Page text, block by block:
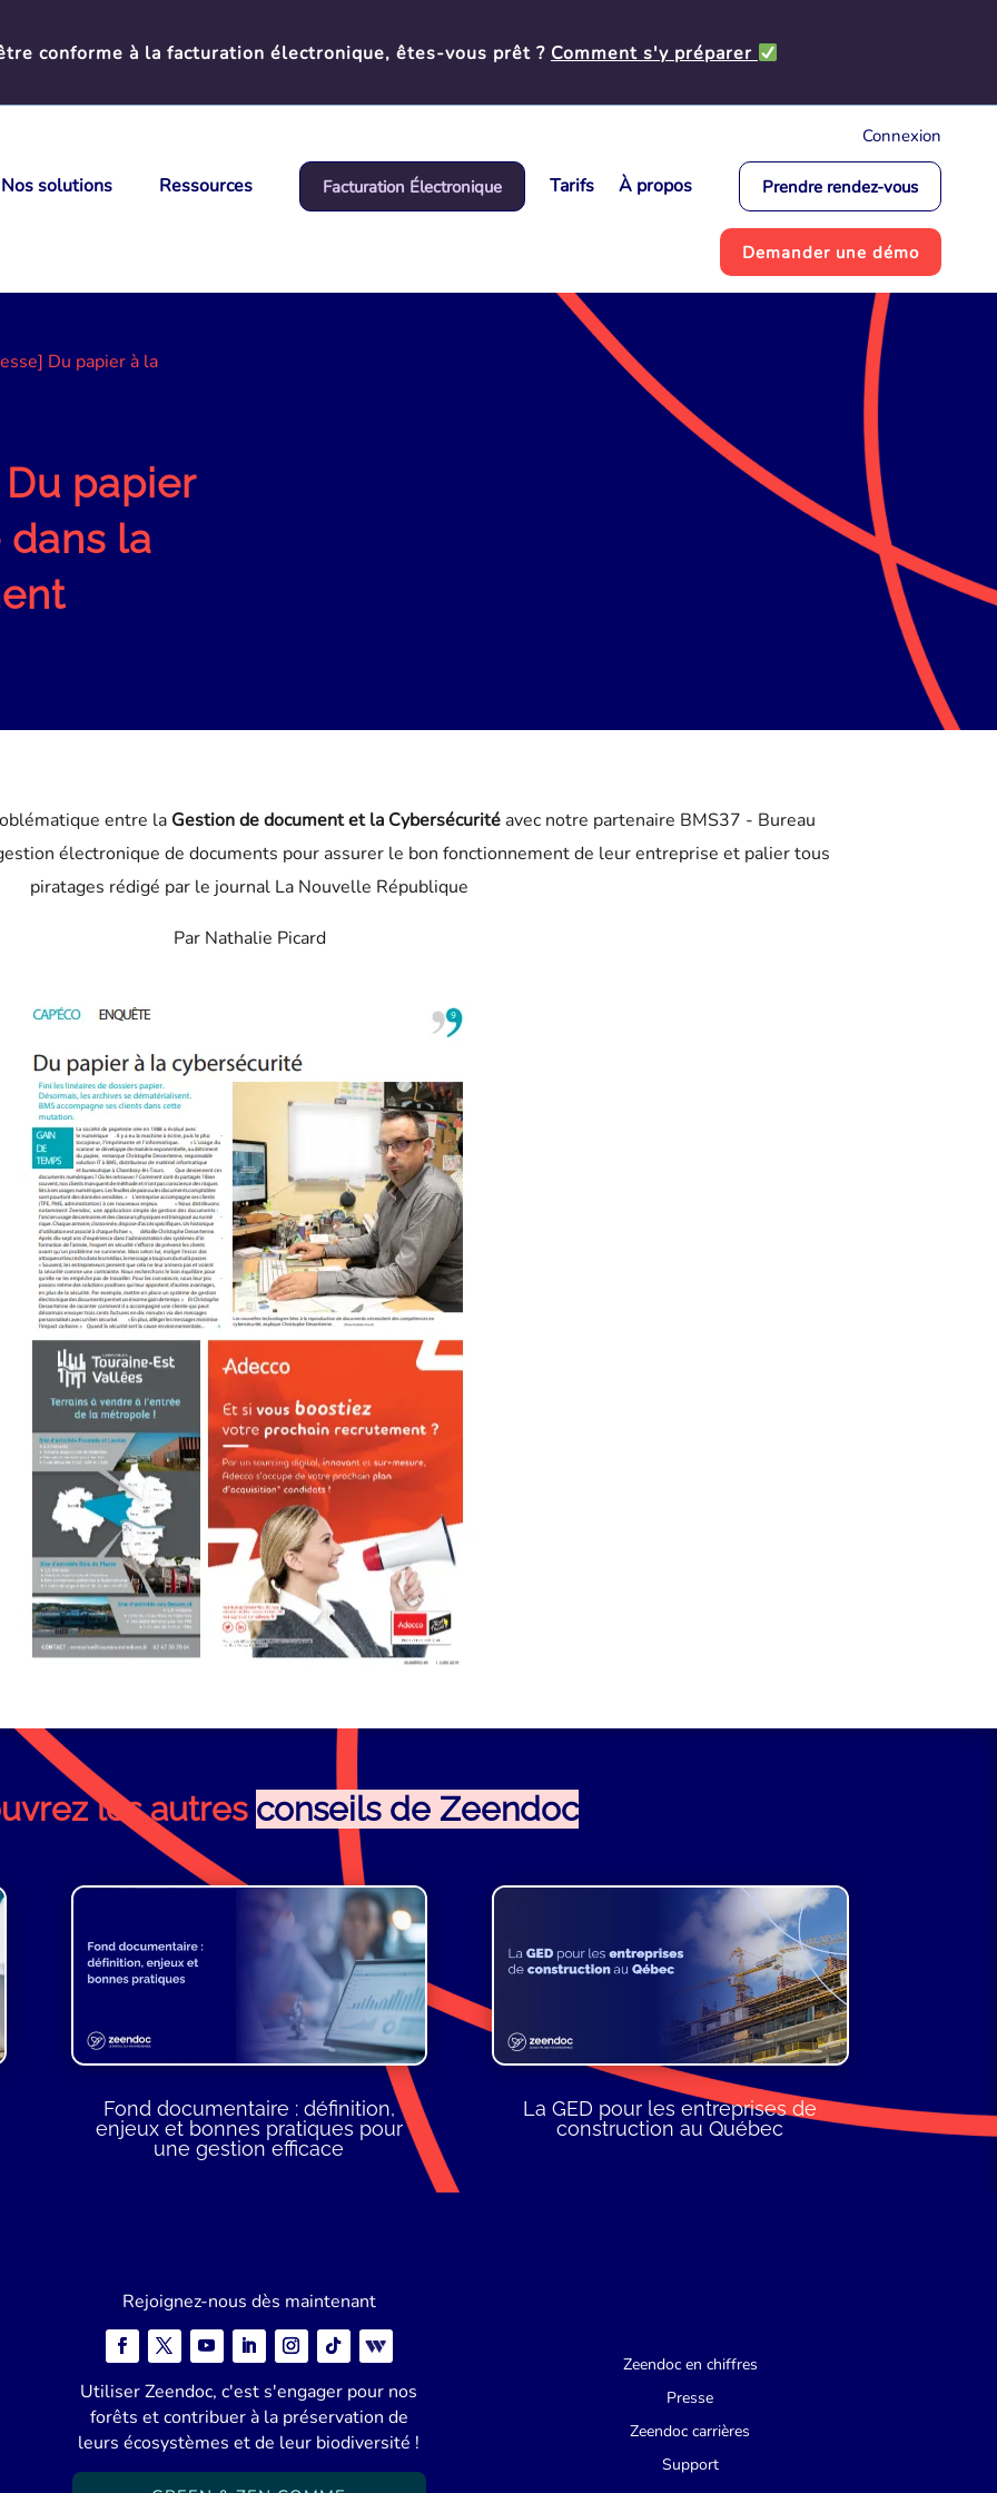
conforme à la facturation électronique, êtes-vous prêt ? Comment s'y préparer
Connexion
Nos solutions Ressources Facturation Électronique Tarifs À propos Prendre rendez-vous
Demander une démo
Du papier à la
papier
la
entre la Gestion de document et la Cybersécuritéavec notre partenaire BMS37 - Bureau
électronique de documents pour assurer le bon fonctionnement de leur entreprise et palier tous
piratages rédigé par le journal La Nouvelle République
Par Nathalie Picard
les autres conseils de Zeendoc
Fond documentaire : définition,
enjeux et bonnes pratiques pour
une gestion efficace
La GED pour les entreprises de
construction au Québec
Rejoignez-nous dès maintenant
Utiliser Zeendoc, c'est s'engager pour nos
forêts et contribuer à la préservation de
leurs écosystèmes et de leur biodiversité !
Zeendoc en chiffres
Presse
Zeendoc carrières
Support